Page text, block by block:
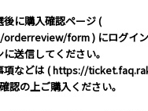
に購入確認ページ (
form ) にログイ
送信してください。
項などは ( https://
認の上ご購入ください。